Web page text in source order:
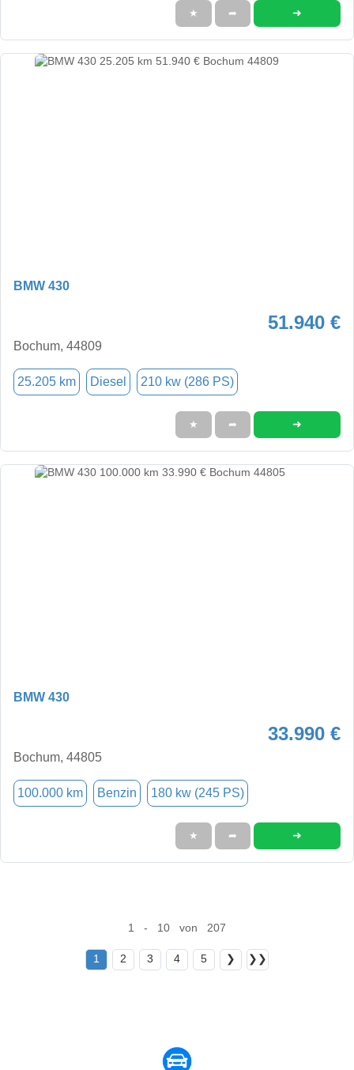
★ ➦ ➜
BMW 430
51.940 €
Bochum, 44809
25.205 km Diesel 210 kw (286 PS)
★ ➦ ➜
BMW 430
33.990 €
Bochum, 44805
100.000 km Benzin 180 kw (245 PS)
★ ➦ ➜
1 - 10 von 207
1 2 3 4 5 ❯ ❯❯